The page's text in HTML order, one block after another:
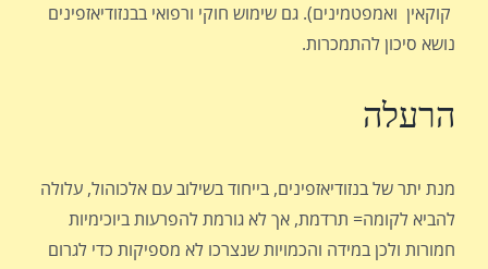
קוקאין ואמפטמינים). גם שימוש חוקי ורפואי בבנזודיאזפינים
נושא סיכון להתמכרות.
הרעלה
מנת יתר של בנזודיאזפינים, בייחוד בשילוב עם אלכוהול, עלולה
להביא לקומה= תרדמת, אך לא גורמת להפרעות ביוכימיות
חמורות ולכן במידה והכמויות שנצרכו לא מספיקות כדי לגרום